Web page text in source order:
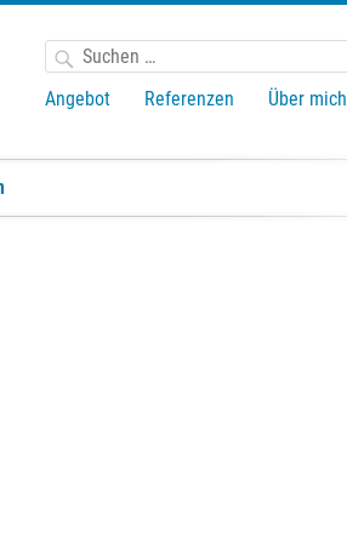
Suchen
Angebot Referenzen Über mich